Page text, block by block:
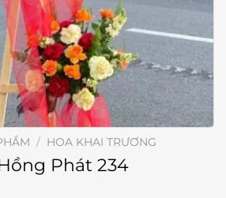
/ HOA KHAI TRƯƠNG
Phát 234